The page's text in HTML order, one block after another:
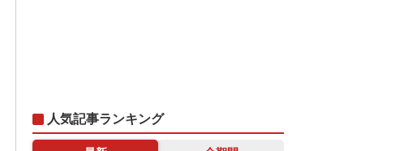
人気記事ランキング